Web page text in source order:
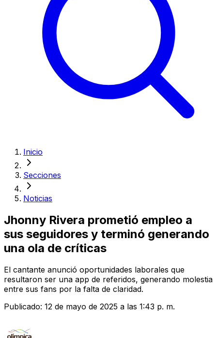
Inicio
Secciones
Noticias
Jhonny Rivera prometió empleo a
sus seguidores y terminó generando
una ola de críticas
El cantante anunció oportunidades laborales que
resultaron ser una app de referidos, generando molestia
entre sus fans por la falta de claridad.
Publicado: 12 de mayo de 2025 a las 1:43 p. m.